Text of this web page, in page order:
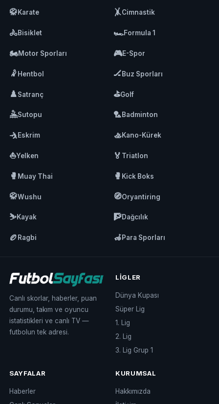
🥋Karate 🤸Cimnastik
🚴Bisiklet 🏎️Formula 1
🏍️Motor Sporları 🎮E-Spor
🤾 Hentbol 🏒Buz Sporları
♟️Satranç ⛳Golf
🤽Sutopu 🏸Badminton
🤺Eskrim 🚣Kano-Kürek
⛵Yelken 🏅 Triatlon
🥊 Muay Thai 🥊 Kick Boks
🥋Wushu 🧭Oryantiring
⛷️Kayak 🧗Dağcılık
🏉 Ragbi 🦽Para Sporları
Canlı skorlar, haberler, puan
durumu, takım ve oyuncu
istatistikleri ve canlı TV —
futbolun tek adresi.
LIGLER
Dünya Kupası
Süper Lig
1. Lig
2. Lig
3. Lig Grup 1
SAYFALAR
Haberler
KURUMSAL
Hakkımızda